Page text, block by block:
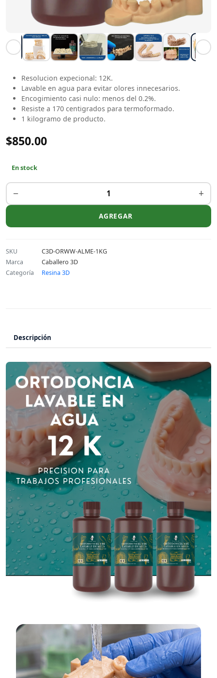
Resolucion expecional: 12K.
Lavable en agua para evitar olores innecesarios.
Encogimiento casi nulo: menos del 0.2%.
Resiste a 170 centigrados para termoformado.
1 kilogramo de producto.
$850.00
En stock
− +
AGREGAR
SKU
C3D-ORWW-ALME-1KG
Marca
Caballero 3D
Categoría
Resina 3D
Descripción